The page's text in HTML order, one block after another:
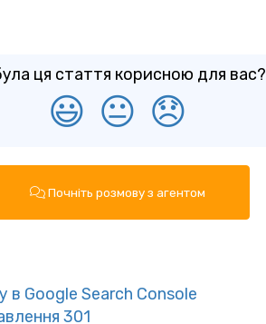
ця стаття корисною для вас?
😃 😐 😞
Почніть розмову з агентом
в Google Search Console
301